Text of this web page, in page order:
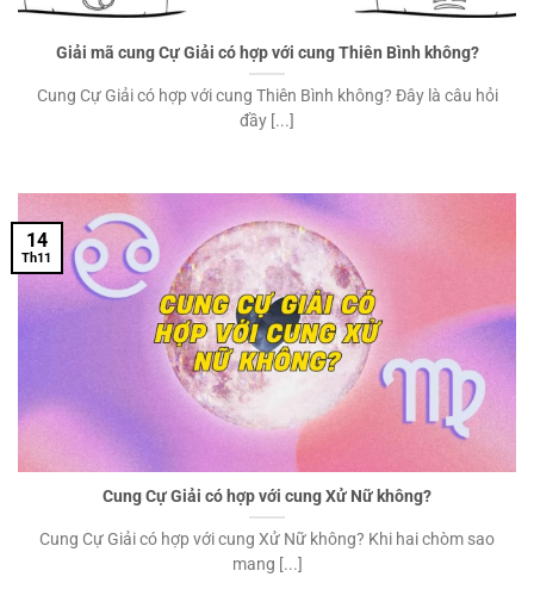
Giải mã cung Cự Giải có hợp với cung Thiên Bình không?
Cung Cự Giải có hợp với cung Thiên Bình không? Đây là câu hỏi
đầy [...]
Cung Cự Giải có hợp với cung Xử Nữ không?
Cung Cự Giải có hợp với cung Xử Nữ không? Khi hai chòm sao
mang [...]
14
Th11